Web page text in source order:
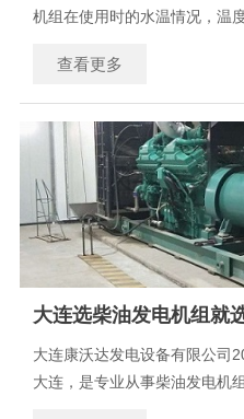
机组在使用时的水温情况，温
组的散热降温，但水温也并不
发电机的水温使用要求有明确
电机组本身可以正
查看更多
大连选柴油发电机组就
大连康沃达发电设备有限公司
大连，是专业从事柴油发电机